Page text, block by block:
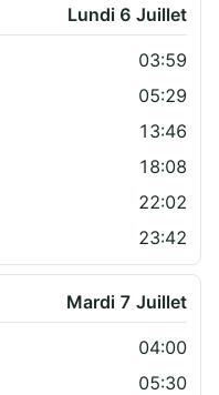
Lundi 6 Juillet
03:59
05:29
13:46
18:08
22:02
23:42
Mardi 7 Juillet
04:00
05:30